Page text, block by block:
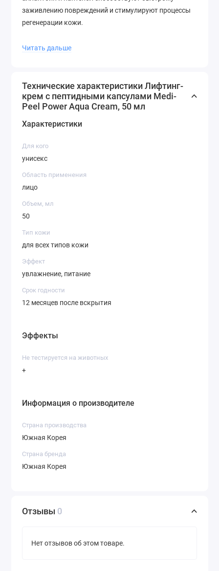
заживлению повреждений и стимулируют процессы
регенерации кожи.
жирного блеска. Идеально подходит как для
дневного, так и для вечернего ухода, может
использоваться как основа под макияж. Крем
обладает приятным ароматом, который мгновенно
Читать дальше
Технические характеристики Лифтинг-
крем с пептидными капсулами Medi-
Peel Power Aqua Cream, 50 мл
Характеристики
Для кого
унисекс
Область применения
лицо
Объем, мл
50
Тип кожи
для всех типов кожи
Эффект
увлажнение, питание
Срок годности
12 месяцев после вскрытия
Эффекты
Не тестируется на животных
+
Информация о производителе
Страна производства
Южная Корея
Страна бренда
Южная Корея
Отзывы 0
Нет отзывов об этом товаре.